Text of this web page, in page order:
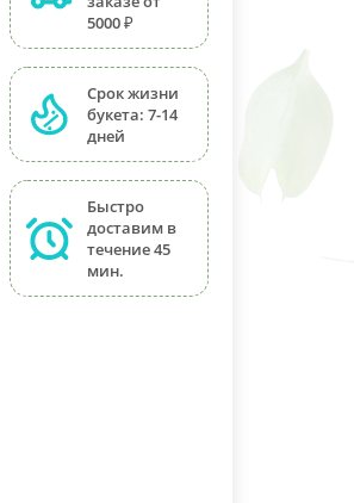
5000 ₽
Срок жизни
букета: 7-14
дней
Быстро
доставим в
течение 45
мин.